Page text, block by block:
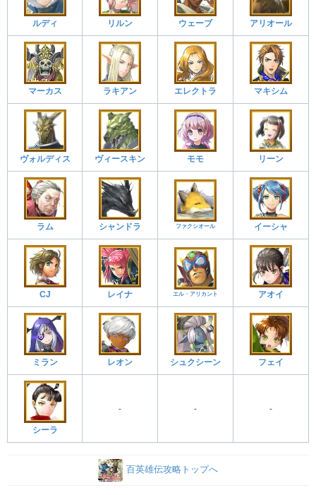
ルディ リルン ウェーブ アリオール
マーカス ラキアン エレクトラ マキシム
ヴォルディス ヴィースキン モモ リーン
ラム シャンドラ ファクシオール イーシャ
CJ レイナ エル・アリカント アオイ
ミラン レオン シュクシーン フェイ
シーラ
- - -
百英雄伝攻略トップへ